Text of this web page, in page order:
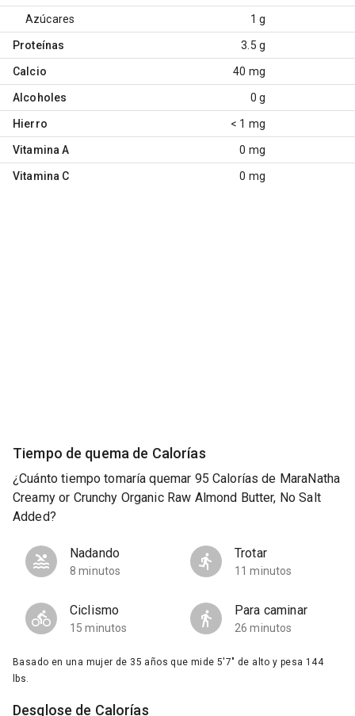
Azúcares 1 g
Proteínas 3.5 g
Calcio 40 mg
Alcoholes 0 g
Hierro < 1 mg
Vitamina A 0 mg
Vitamina C 0 mg
Tiempo de quema de Calorías
¿Cuánto tiempo tomaría quemar 95 Calorías de MaraNatha
Creamy or Crunchy Organic Raw Almond Butter, No Salt
Added?
Nadando
8 minutos
Trotar
11 minutos
Ciclismo
15 minutos
Para caminar
26 minutos
Basado en una mujer de 35 años que mide 5'7" de alto y pesa 144
lbs.
Desglose de Calorías